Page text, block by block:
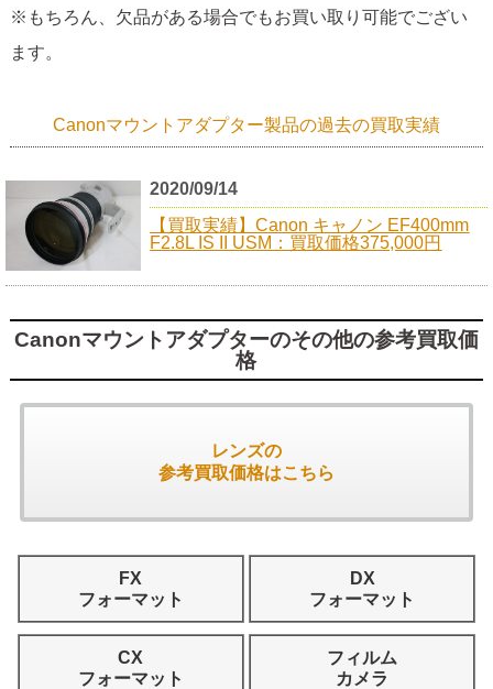
※もちろん、欠品がある場合でもお買い取り可能でござい
ます。
Canonマウントアダプター製品の過去の買取実績
2020/09/14
【買取実績】Canon キャノン EF400mm
F2.8L IS II USM：買取価格375,000円
Canonマウントアダプターのその他の参考買取価
格
レンズの
参考買取価格はこちら
FX
フォーマット
DX
フォーマット
CX
フォーマット
フィルム
カメラ